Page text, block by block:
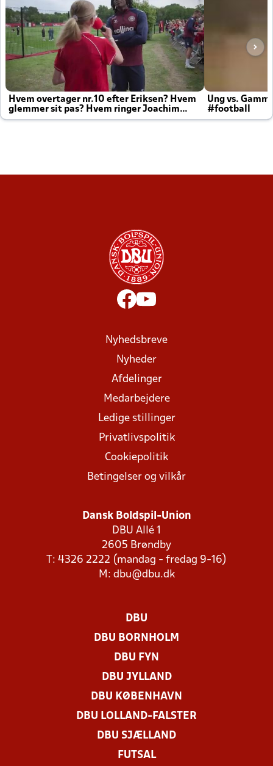
Hvem overtager nr.10 efter Eriksen? Hvem
glemmer sit pas? Hvem ringer Joachim
altid til efter kampe?
Ung vs.
#football
Nyhedsbreve
Nyheder
Afdelinger
Medarbejdere
Ledige stillinger
Privatlivspolitik
Cookiepolitik
Betingelser og vilkår
Dansk Boldspil-Union
DBU Allé 1
2605 Brøndby
T: 4326 2222 (mandag - fredag 9-16)
M: dbu@dbu.dk
DBU
DBU BORNHOLM
DBU FYN
DBU JYLLAND
DBU KØBENHAVN
DBU LOLLAND-FALSTER
DBU SJÆLLAND
FUTSAL